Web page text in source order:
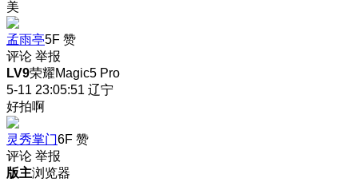
美
孟雨亭5F 赞
评论 举报
LV9荣耀Magic5 Pro
5-11 23:05:51 辽宁
好拍啊
灵秀掌门6F 赞
评论 举报
版主浏览器